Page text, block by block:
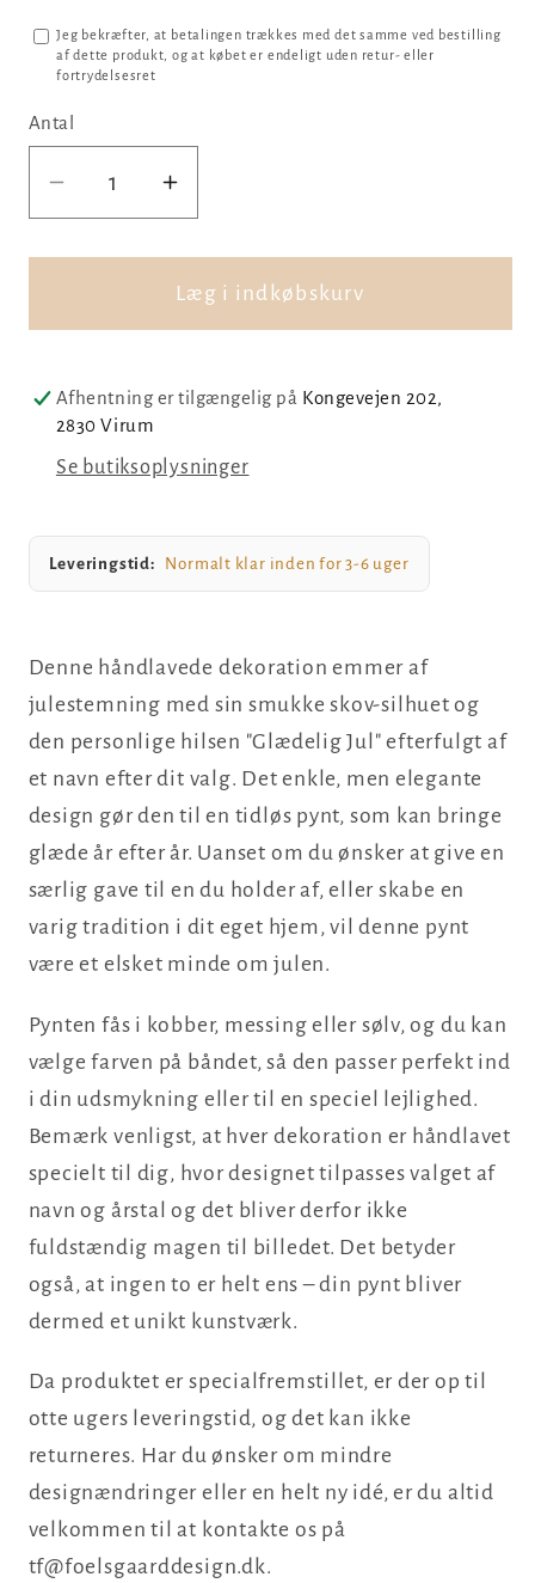
Jeg bekræfter, at betalingen trækkes med det samme ved bestilling
af dette produkt, og at købet er endeligt uden retur- eller
fortrydelsesret
Antal
Reducer
antallet
for
Jul,
Øg
antallet
for
Glædelig
Jul,
Læg i indkøbskurv
Afhentning er tilgængelig på Kongevejen 202,
2830 Virum
Se butiksoplysninger
Leveringstid: Normalt klar inden for 3-6 uger
Denne håndlavede dekoration emmer af
julestemning med sin smukke skov-silhuet og
den personlige hilsen "Glædelig Jul" efterfulgt af
et navn efter dit valg. Det enkle, men elegante
design gør den til en tidløs pynt, som kan bringe
glæde år efter år. Uanset om du ønsker at give en
særlig gave til en du holder af, eller skabe en
varig tradition i dit eget hjem, vil denne pynt
være et elsket minde om julen.
Pynten fås i kobber, messing eller sølv, og du kan
vælge farven på båndet, så den passer perfekt ind
i din udsmykning eller til en speciel lejlighed.
Bemærk venligst, at hver dekoration er håndlavet
specielt til dig, hvor designet tilpasses valget af
navn og årstal og det bliver derfor ikke
fuldstændig magen til billedet. Det betyder
også, at ingen to er helt ens – din pynt bliver
dermed et unikt kunstværk.
Da produktet er specialfremstillet, er der op til
otte ugers leveringstid, og det kan ikke
returneres. Har du ønsker om mindre
designændringer eller en helt ny idé, er du altid
velkommen til at kontakte os på
tf@foelsgaarddesign.dk.